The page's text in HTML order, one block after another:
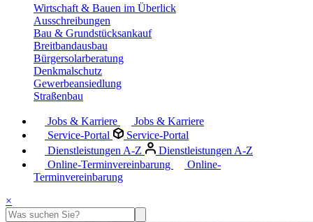
Wirtschaft & Bauen im Überlick
Ausschreibungen
Bau & Grundstücksankauf
Breitbandausbau
Bürgersolarberatung
Denkmalschutz
Gewerbeansiedlung
Straßenbau
Jobs & Karriere
Jobs & Karriere
Service-Portal
Service-Portal
Dienstleistungen A-Z
Dienstleistungen A-Z
Online-Terminvereinbarung
Online-
Terminvereinbarung
×